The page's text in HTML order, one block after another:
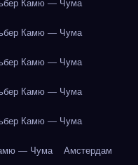
Камю — Чума
Камю — Чума
Камю — Чума
Камю — Чума
Камю — Чума
— Чума Амстердам